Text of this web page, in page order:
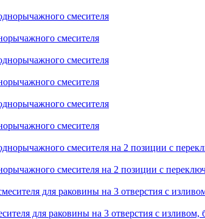
смесителя
смесителя
смесителя
смесителя на 2 позиции с
для раковины на 3 отверстия с изливом,